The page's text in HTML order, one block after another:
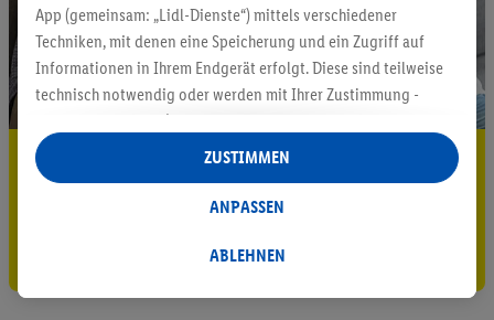
5.95 € Versand sparen³²ᵃ
Jetzt zum Newsletter anmelden
Gutschein sichern!
App (gemeinsam: „Lidl-Dienste“) mittels verschiedener
Techniken, mit denen eine Speicherung und ein Zugriff auf
Informationen in Ihrem Endgerät erfolgt. Diese sind teilweise
technisch notwendig oder werden mit Ihrer Zustimmung -
auch durch Partner (u.a.
Verantwortliche; im Zusammenhang mit dem IAB TCF
insgesamt
Statistik-Erstellung oder für personalisierte Werbung
Datenverarbeitungen für personalisierte Werbung werden
ABLEHNEN
ANPASSEN
ZUSTIMMEN